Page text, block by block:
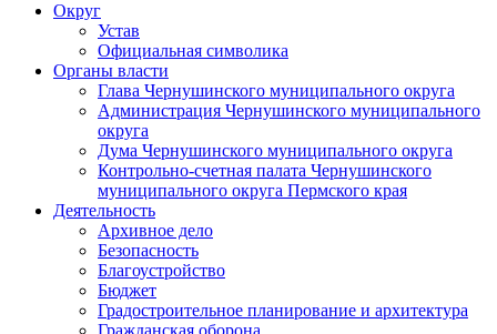
Округ
Устав
Официальная символика
Органы власти
Глава Чернушинского муниципального округа
Администрация Чернушинского муниципального
округа
Дума Чернушинского муниципального округа
Контрольно-счетная палата Чернушинского
муниципального округа Пермского края
Деятельность
Архивное дело
Безопасность
Благоустройство
Бюджет
Градостроительное планирование и архитектура
Гражданская оборона